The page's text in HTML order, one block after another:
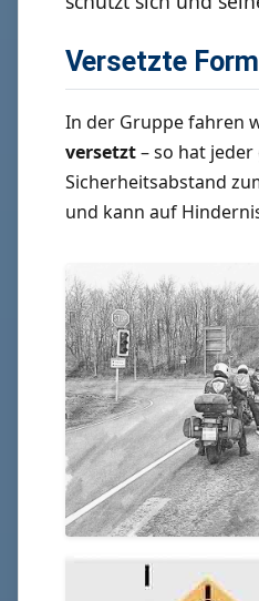
Versetzte
In der Gruppe fahren
versetzt– so hat
Sicherheitsabstand
und kann auf